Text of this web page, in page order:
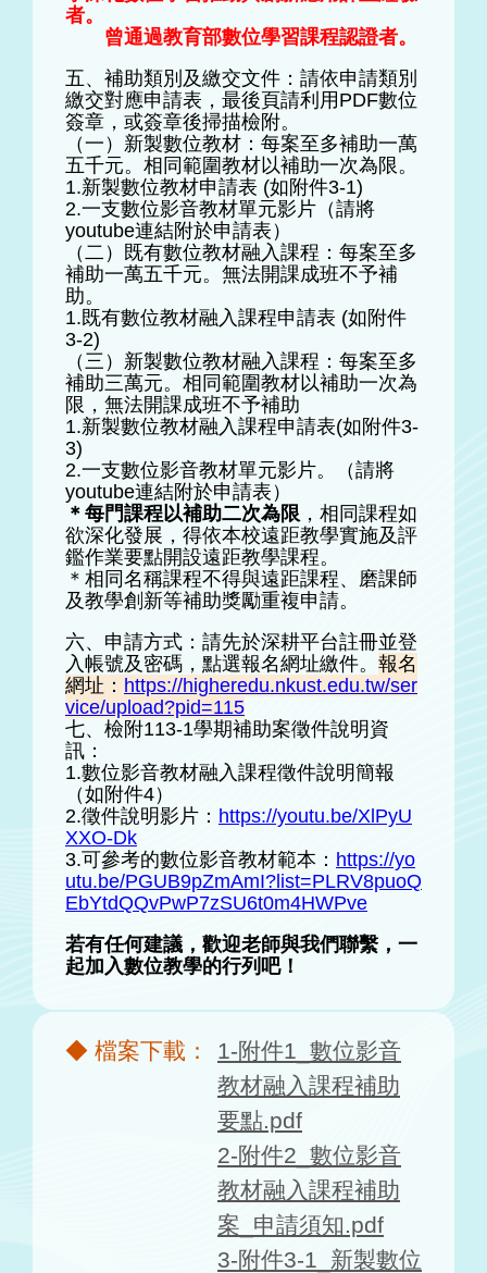
者。
曾通過教育部數位學習課程認證者。
五、補助類別及繳交文件：請依申請類別
繳交對應申請表，最後頁請利用PDF數位
簽章，或簽章後掃描檢附。
（一）新製數位教材：每案至多補助一萬
五千元。相同範圍教材以補助一次為限。
1.新製數位教材申請表 (如附件3-1)
2.一支數位影音教材單元影片（請將
youtube連結附於申請表）
（二）既有數位教材融入課程：每案至多
補助一萬五千元。無法開課成班不予補
助。
1.既有數位教材融入課程申請表 (如附件
3-2)
（三）新製數位教材融入課程：每案至多
補助三萬元。相同範圍教材以補助一次為
限，無法開課成班不予補助
1.新製數位教材融入課程申請表(如附件3-
3)
2.一支數位影音教材單元影片。（請將
youtube連結附於申請表）
＊每門課程以補助二次為限 ，相同課程如
欲深化發展，得依本校遠距教學實施及評
鑑作業要點開設遠距教學課程。
＊相同名稱課程不得與遠距課程、磨課師
及教學創新等補助獎勵重複申請。
六、申請方式：請先於深耕平台註冊並登
入帳號及密碼，點選報名網址繳件。 報名
網址： https://higheredu.nkust.edu.tw/ser
vice/upload?pid=115
七、檢附113-1學期補助案徵件說明資
訊：
1.數位影音教材融入課程徵件說明簡報
（如附件4）
2.徵件說明影片： https://youtu.be/XlPyU
XXO-Dk
3.可參考的數位影音教材範本： https://yo
utu.be/PGUB9pZmAmI?list=PLRV8puoQ
EbYtdQQvPwP7zSU6t0m4HWPve
若有任何建議，歡迎老師與我們聯繫，一
起加入數位教學的行列吧！
1-附件1_數位影音
教材融入課程補助
要點.pdf
2-附件2_數位影音
教材融入課程補助
案_申請須知.pdf
3-附件3-1_新製數位